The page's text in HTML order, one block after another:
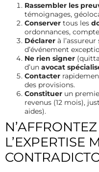
Rassembler les
témoignages,
Conserver tous les
ordonnances,
Déclarer à l’assureur
d’événement
Ne rien signer
d’un avocat
Contacter
des provisions.
Constituer un
revenus (12 mois),
aides).
L’EXPERTISE